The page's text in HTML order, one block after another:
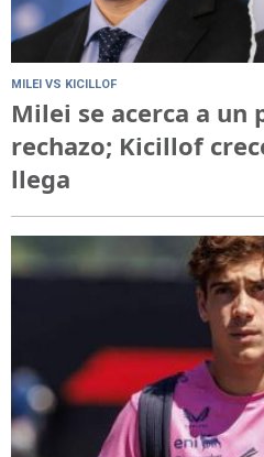
MILEI VS KICILLOF
Milei se acerca a un
rechazo; Kicillof
llega